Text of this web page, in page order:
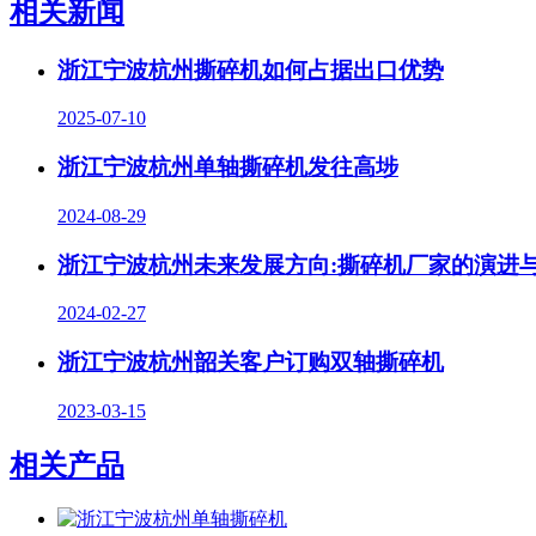
相关新闻
浙江宁波杭州撕碎机如何占据出口优势
2025-07-10
浙江宁波杭州单轴撕碎机发往高埗
2024-08-29
浙江宁波杭州未来发展方向:撕碎机厂家的演进
2024-02-27
浙江宁波杭州韶关客户订购双轴撕碎机
2023-03-15
相关产品